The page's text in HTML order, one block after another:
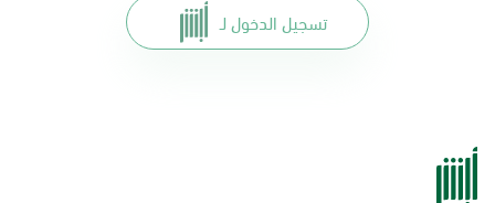
تسجيل الدخول لـ